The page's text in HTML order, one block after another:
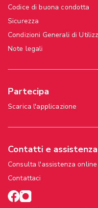
Codice di buona condotta
Sicurezza
Condizioni Generali di
Note legali
Partecipa
Scarica l'applicazione
Contatti e
Consulta l'assistenza online
Contattaci